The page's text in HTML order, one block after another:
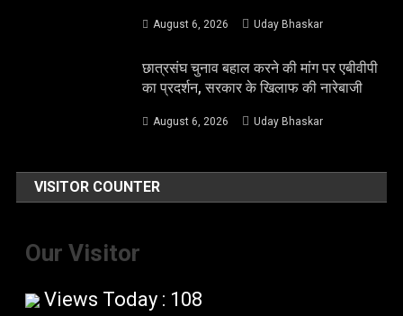
August 6, 2026 Uday Bhaskar
छात्रसंघ चुनाव बहाल करने की मांग पर एबीवीपी
का प्रदर्शन, सरकार के खिलाफ की नारेबाजी
August 6, 2026 Uday Bhaskar
VISITOR COUNTER
Our Visitor
Views Today : 108